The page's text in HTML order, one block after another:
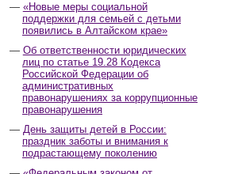
«Новые меры социальной
поддержки для семьей с детьми
появились в Алтайском крае»
Об ответственности юридических
лиц по статье 19.28 Кодекса
Российской Федерации об
административных
правонарушениях за коррупционные
правонарушения
День защиты детей в России:
праздник заботы и внимания к
подрастающему поколению